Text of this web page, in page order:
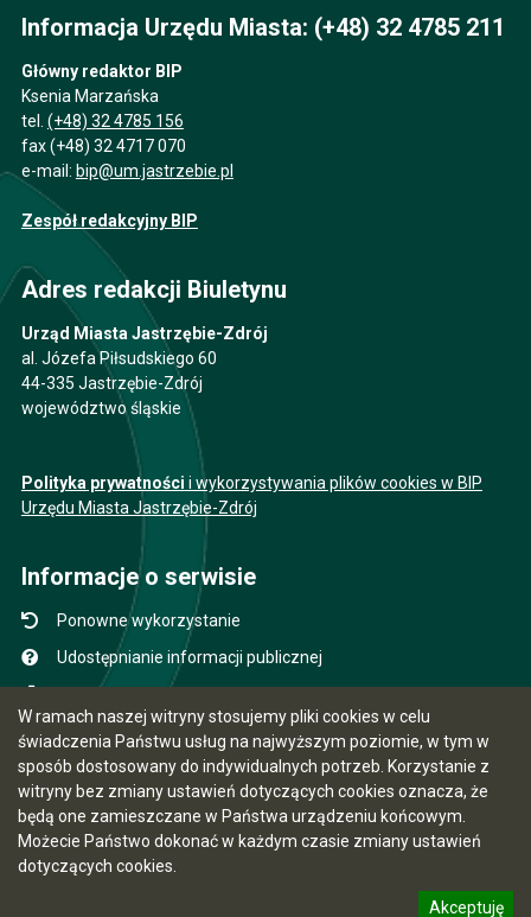
W ramach naszej witryny stosujemy pliki cookies w celu
świadczenia Państwu usług na najwyższym poziomie, w tym w
sposób dostosowany do indywidualnych potrzeb. Korzystanie z
witryny bez zmiany ustawień dotyczących cookies oznacza, że
będą one zamieszczane w Państwa urządzeniu końcowym.
Możecie Państwo dokonać w każdym czasie zmiany ustawień
dotyczących cookies.
Akceptuję
Informacja Urzędu Miasta: (+48) 32 4785 211
Główny redaktor BIP
Ksenia Marzańska
tel. (+48) 32 4785 156
fax (+48) 32 4717 070
e-mail: bip@um.jastrzebie.pl
Zespół redakcyjny BIP
Adres redakcji Biuletynu
Urząd Miasta Jastrzębie-Zdrój
al. Józefa Piłsudskiego 60
44-335 Jastrzębie-Zdrój
województwo śląskie
Polityka prywatności i wykorzystywania plików cookies w BIP
Urzędu Miasta Jastrzębie-Zdrój
Informacje o serwisie
Ponowne wykorzystanie
Udostępnianie informacji publicznej
Instrukcja obsługi
Statystyki oglądalności
Ostatnio dodane
Ostatnia aktualizacja BIP: 07.08.2026 12:31